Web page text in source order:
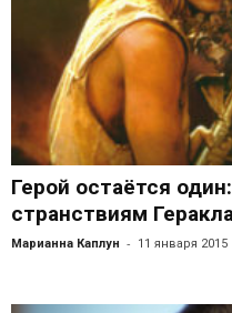
Герой остаётся
странствиям
Марианна Каплун - 11 января 2015